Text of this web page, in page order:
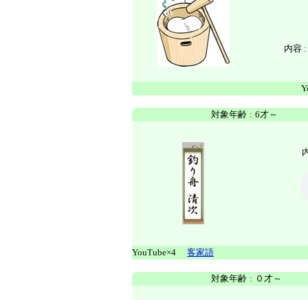
内容 :
対象年齢 : 6才～
YouTube×4 客家語
対象年齢 : ０才～